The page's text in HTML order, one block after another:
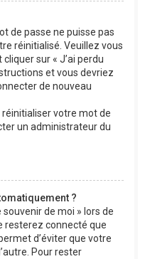
de passe ne puisse pas
réinitialisé. Veuillez vous
sur « J’ai perdu
et vous devriez
de nouveau
votre mot de
un administrateur du
?
de moi » lors de
resterez connecté que
d’éviter que votre
Pour rester